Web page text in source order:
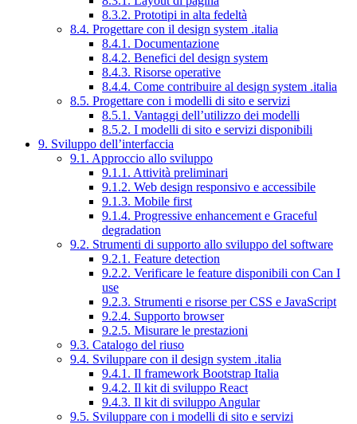
8.3.2. Prototipi in alta fedeltà
8.4. Progettare con il design system .italia
8.4.1. Documentazione
8.4.2. Benefici del design system
8.4.3. Risorse operative
8.4.4. Come contribuire al design system .italia
8.5. Progettare con i modelli di sito e servizi
8.5.1. Vantaggi dell’utilizzo dei modelli
8.5.2. I modelli di sito e servizi disponibili
9. Sviluppo dell’interfaccia
9.1. Approccio allo sviluppo
9.1.1. Attività preliminari
9.1.2. Web design responsivo e accessibile
9.1.3. Mobile first
9.1.4. Progressive enhancement e Graceful
degradation
9.2. Strumenti di supporto allo sviluppo del software
9.2.1. Feature detection
9.2.2. Verificare le feature disponibili con Can I
use
9.2.3. Strumenti e risorse per CSS e JavaScript
9.2.4. Supporto browser
9.2.5. Misurare le prestazioni
9.3. Catalogo del riuso
9.4. Sviluppare con il design system .italia
9.4.1. Il framework Bootstrap Italia
9.4.2. Il kit di sviluppo React
9.4.3. Il kit di sviluppo Angular
9.5. Sviluppare con i modelli di sito e servizi